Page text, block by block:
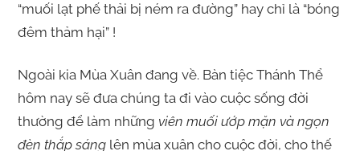
“muối lạt phế thải bị ném ra đường” hay chỉ là “bóng
đêm thảm hại” !
Ngoài kia Mùa Xuân đang về. Bàn tiệc Thánh Thể
hôm nay sẽ đưa chúng ta đi vào cuộc sống đời
thường để làm những viên muối ướp mặn và ngọn
đèn thắp sánglên mùa xuân cho cuộc đời, cho thế